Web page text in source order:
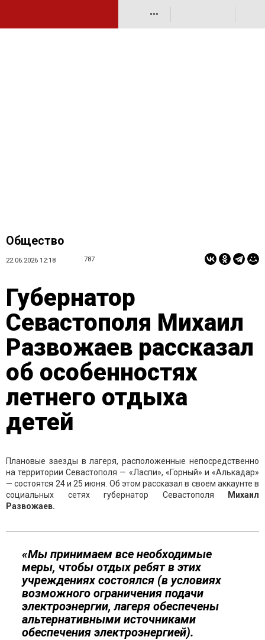
•••
Общество
22.06.2026 12:18 787
Губернатор
Севастополя Михаил
Развожаев рассказал
об особенностях
летнего отдыха
детей
Плановые заезды в лагеря, расположенные непосредственно
на территории Севастополя — «Ласпи», «Горный» и «Алькадар»
— состоятся 24 и 25 июня. Об этом рассказал в своем аккаунте в
социальных сетях губернатор Севастополя
Михаил
Развожаев.
«Мы принимаем все необходимые
меры, чтобы отдых ребят в этих
учреждениях состоялся (в условиях
возможного ограничения подачи
электроэнергии, лагеря обеспечены
альтернативными источниками
обеспечения электроэнергией).